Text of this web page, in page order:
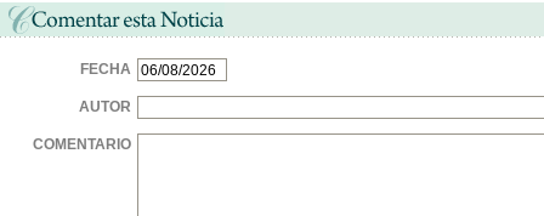
FECHA
AUTOR
COMENTARIO